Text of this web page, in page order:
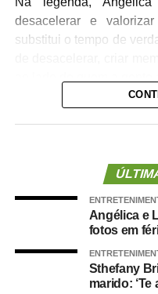
desacelerar e
substitui o tempo de
“Matavilhosaaaaa”,
Confira fotos abaixo:
Angélica e
fotos em
Sthefany
marido: